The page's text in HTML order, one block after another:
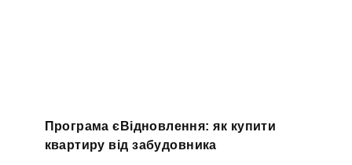
Програма єВідновлення: як купити
квартиру від забудовника